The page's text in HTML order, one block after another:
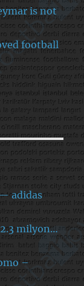
is not
football
adidas
2.3 milyon…
–